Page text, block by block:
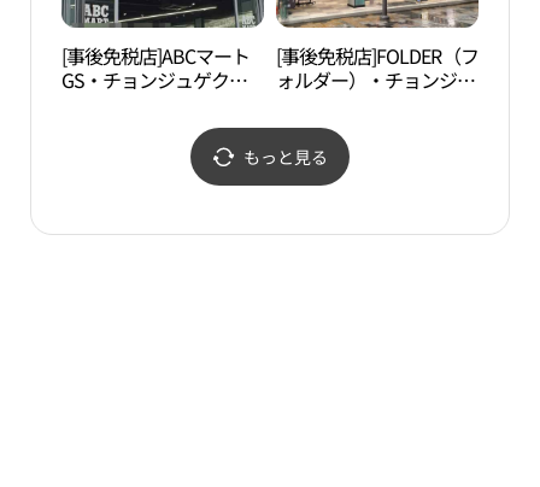
[事後免税店]ABCマート
GS・チョンジュゲクサ
[事後免税店]FOLDER（フ
ォルダー）・チョンジュ
(폴더 전주객사점)
もっと見る